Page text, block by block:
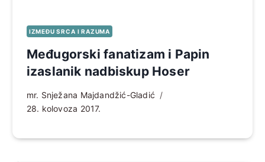
IZMEĐU SRCA I RAZUMA
Međugorski fanatizam i Papin
izaslanik nadbiskup Hoser
mr. Snježana Majdandžić-Gladić
28. kolovoza 2017.